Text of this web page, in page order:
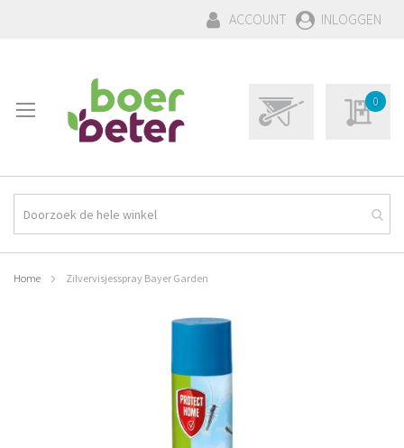
ACCOUNT INLOGGEN
Mijn
0
Product(en)
Winkelwagen
Home Zilvervisjesspray Bayer Garden